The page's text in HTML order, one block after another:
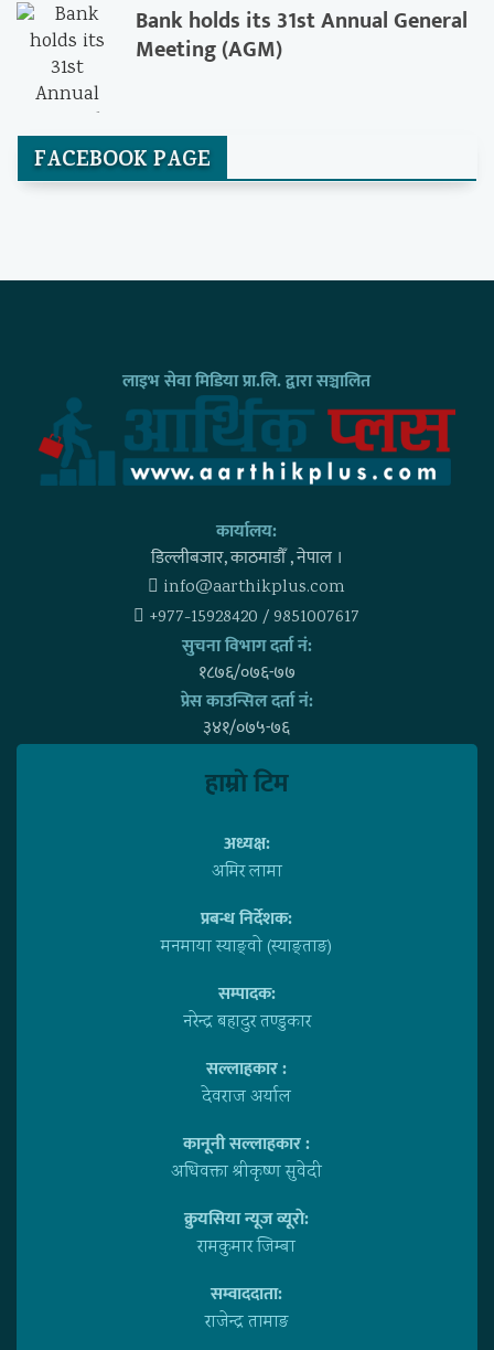
Bank holds its 31st Annual General
Meeting (AGM)
FACEBOOK PAGE
लाइभ सेवा मिडिया प्रा.लि. द्वारा सञ्चालित
कार्यालय:
डिल्लीबजार, काठमाडाैँ , नेपाल ।
info@aarthikplus.com
+977-15928420 / 9851007617
सुचना विभाग दर्ता नं:
१८७६/०७६-७७
प्रेस काउन्सिल दर्ता नं:
३४१/०७५-७६
हाम्राे टिम
अध्यक्ष:
अमिर लामा
प्रबन्ध निर्देशक:
मनमाया स्याङ्वाे (स्याङ्ताङ)
सम्पादक:
नरेन्द्र बहादुर तण्डुकार
सल्लाहकार :
देवराज अर्याल
कानूनी सल्लाहकार :
अधिवक्ता श्रीकृष्ण सुवेदी
क्रुयसिया न्यूज व्यूराे:
रामकुमार जिम्बा
सम्वाददाता:
राजेन्द्र तामाङ